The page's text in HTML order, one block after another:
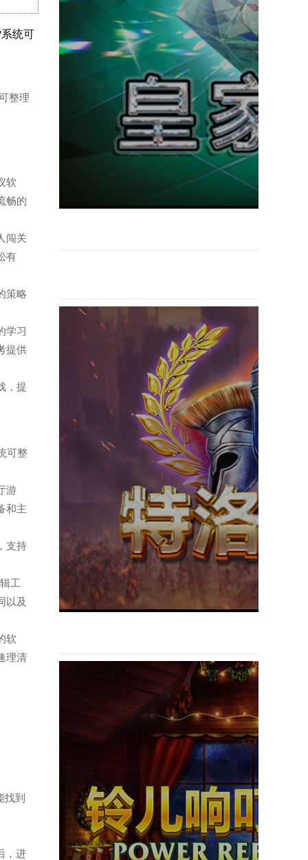
统可
整理
软
畅的
闯关
有
策略
学习
提供
，提
可整
游
和主
支持
工
以及
软
理清
找到
，进